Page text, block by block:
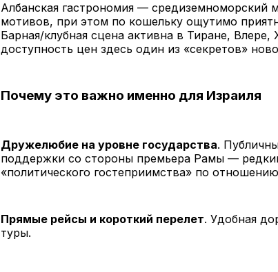
Албанская гастрономия — средиземноморский
мотивов, при этом по кошельку ощутимо
Барная/клубная сцена активна в Тиране,
доступность цен здесь один из «секретов»
Почему это важно именно для Израиля
Дружелюбие на уровне государства.
поддержки со стороны премьера Рамы —
«политического гостеприимства» по
Прямые рейсы и короткий перелет. Удобная
туры.